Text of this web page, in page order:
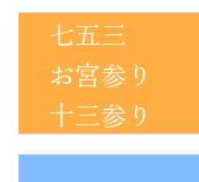
七五三
お宮参り
十三参り